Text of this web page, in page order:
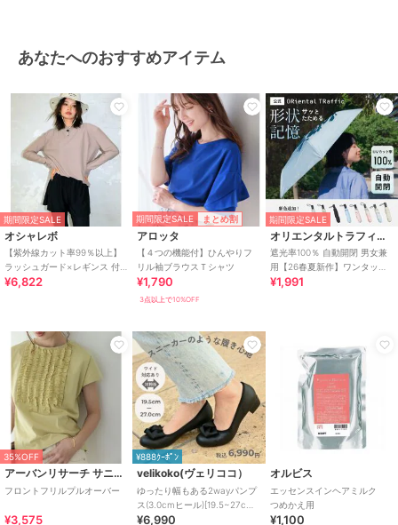
あなたへのおすすめアイテム
期間限定SALE
オシャレボ
【紫外線カット率99％以上】
ラッシュガード×レギンス 付
き タンキニ
¥6,822
期間限定SALE まとめ割
アロッタ
【４つの機能付】ひんやりフ
リル袖ブラウスＴシャツ
¥1,790
3点以上で10%OFF
期間限定SALE
オリエンタルトラフィック
遮光率100％ 自動開閉 男女兼
用【26春夏新作】ワンタッチ
晴雨兼用 折りたたみ傘 /G-
¥1,991
35%OFF
アーバンリサーチ サニーレーベル
フロントフリルプルオーバー
¥3,575
¥888ｸｰﾎﾟﾝ
velikoko(ヴェリココ）
ゆったり幅もある2wayパンプ
ス(3.0cmヒール)[19.5~27cm]
ラクチンきれいシューズ
¥6,990
オルビス
エッセンスインヘアミルク
つめかえ用
¥1,100